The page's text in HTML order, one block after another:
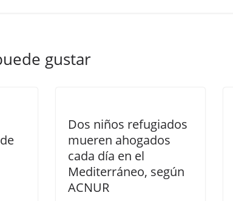
gustar
Dos niños refugiados
mueren ahogados
cada día en el
Mediterráneo, según
ACNUR